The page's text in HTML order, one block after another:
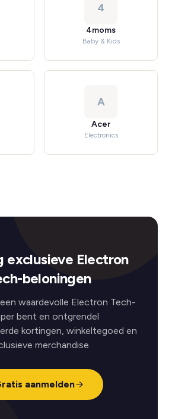
4
4moms
Baby & Kids
A
Acer
Electronics
exclusieve Electron
beloningen
waardevolle Electron Tech-
bent en ontgrendel
kortingen, winkeltegoed en
merchandise.
aanmelden